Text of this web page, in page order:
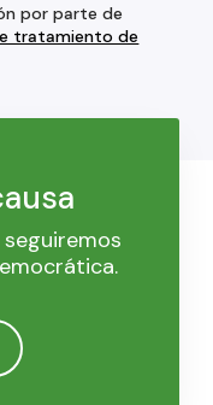
por parte de
tratamiento de